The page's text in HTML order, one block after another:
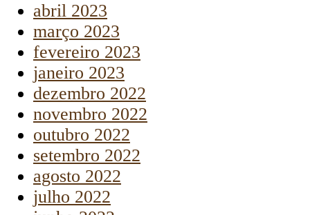
abril 2023
março 2023
fevereiro 2023
janeiro 2023
dezembro 2022
novembro 2022
outubro 2022
setembro 2022
agosto 2022
julho 2022